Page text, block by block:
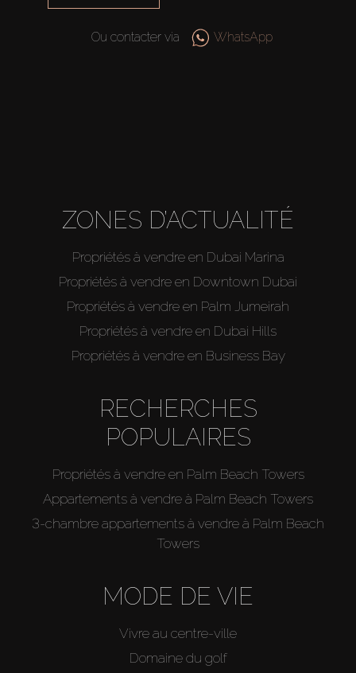
Ou contacter via WhatsApp
ZONES D’ACTUALITÉ
Propriétés à vendre en Dubai Marina
Propriétés à vendre en Downtown Dubai
Propriétés à vendre en Palm Jumeirah
Propriétés à vendre en Dubai Hills
Propriétés à vendre en Business Bay
RECHERCHES
POPULAIRES
Propriétés à vendre en Palm Beach Towers
Appartements à vendre à Palm Beach Towers
3-chambre appartements à vendre à Palm Beach
Towers
MODE DE VIE
Vivre au centre-ville
Domaine du golf